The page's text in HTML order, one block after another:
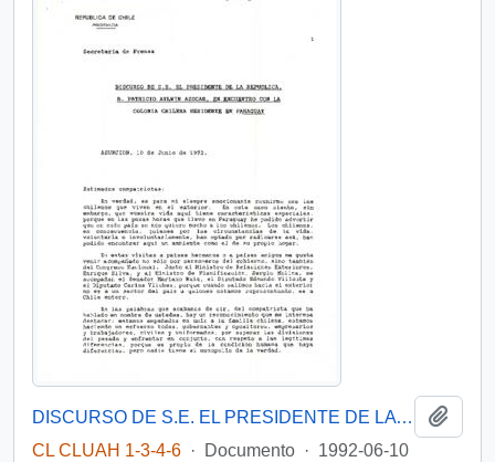
DISCURSO DE S.E. EL PRESIDENTE DE LA REPUBLICA, D. PATRICIO AYLWIN AZOCAR, EN ENCUENTRO CON LA COLONIA CHILENA RESIDENTE EN PARAGUAY
CL CLUAH 1-3-4-6 · Documento · 1992-06-10